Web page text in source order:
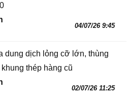
04/07/26 9:45
dung dịch lỏng cỡ lớn, thùng
thép hàng cũ
02/07/26 11:25